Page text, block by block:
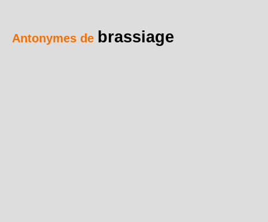
Antonymes de brassiage